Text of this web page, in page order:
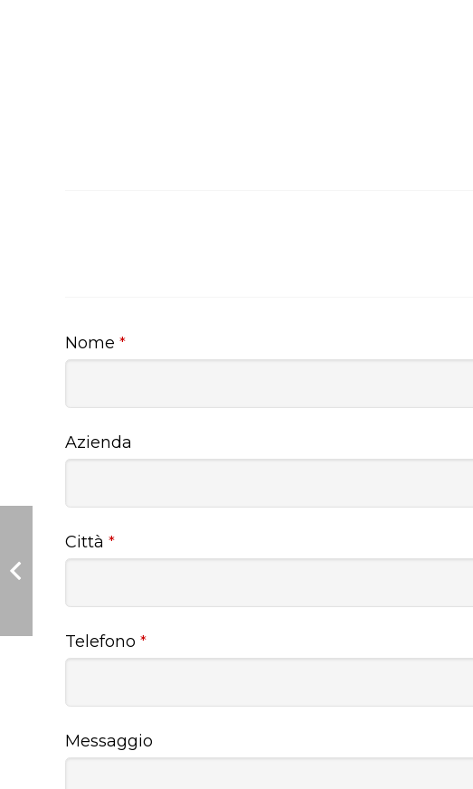
Nome *
Azienda
Città *
Telefono *
Messaggio